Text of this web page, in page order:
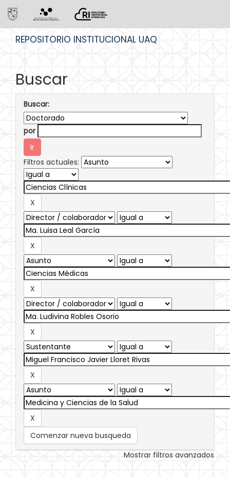
REPOSITORIO INSTITUCIONAL UAQ
Buscar
Buscar:
por
Filtros actuales:
Comenzar nueva busqueda
Mostrar filtros avanzados